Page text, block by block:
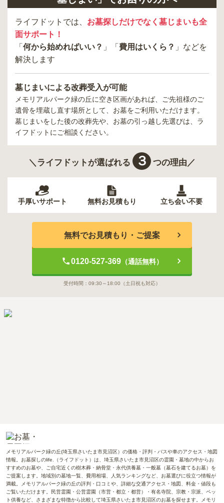
ライフドットでは、 お墓探しだけでなく墓じまいも全
面サポート！
「 何から始めればいい？ 」「 費用はいくら？ 」などを
解決します
墓じまいによる改葬受入が可能
メモリアルパーク緑の丘に空き区画があれば、ご先祖様のご
遺骨を埋蔵し直す場所として、お墓をご利用いただけます。
墓じまいをした後の改葬先や、お墓の引っ越し先選びは、ラ
イフドットにご相談ください。
＼ライフドットが選ばれる ３ つの理由／
手厚いサポート 無料お見積もり 立ち会い不要
無料でお見積もり・ご提案
0120-527-369（通話無料）
受付時間： 09:30～18:00 （土日祝も対応）
メモリアルパーク緑の丘(埼玉県さいたま市見沼区）の価格・評判・バスや車のアクセス・地図
情報。お墓探しのlife.（ライフドット）は、埼玉県さいたま市見沼区の霊園・墓地の中からお
すすめのお墓や、ご自宅近くの樹木葬・納骨堂・永代供養墓・一般墓（墓石を建てるお墓）を
ご提案します。地域別の墓地一覧、費用相場、人気ランキングなど、お墓選びに役立つ情報が
満載。メモリアルパーク緑の丘の評判・口コミや、詳細な交通アクセス・地図、料金・値段も
ご覧いただけます。民営霊園・公営霊園（市営・都立・都営）・有名寺院、宗教・宗派、ペッ
ト供養など、さまざまな特徴から比較して埼玉県さいたま市見沼区のお墓を探せます。メモリ